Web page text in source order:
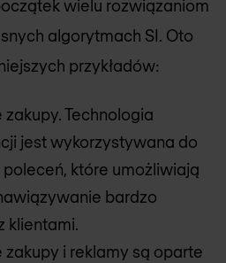
wielu rozwiązaniom
algorytmach SI. Oto
przykładów:
Technologia
jest wykorzystywana do
które umożliwiają
bardzo
klientami.
i reklamy są oparte